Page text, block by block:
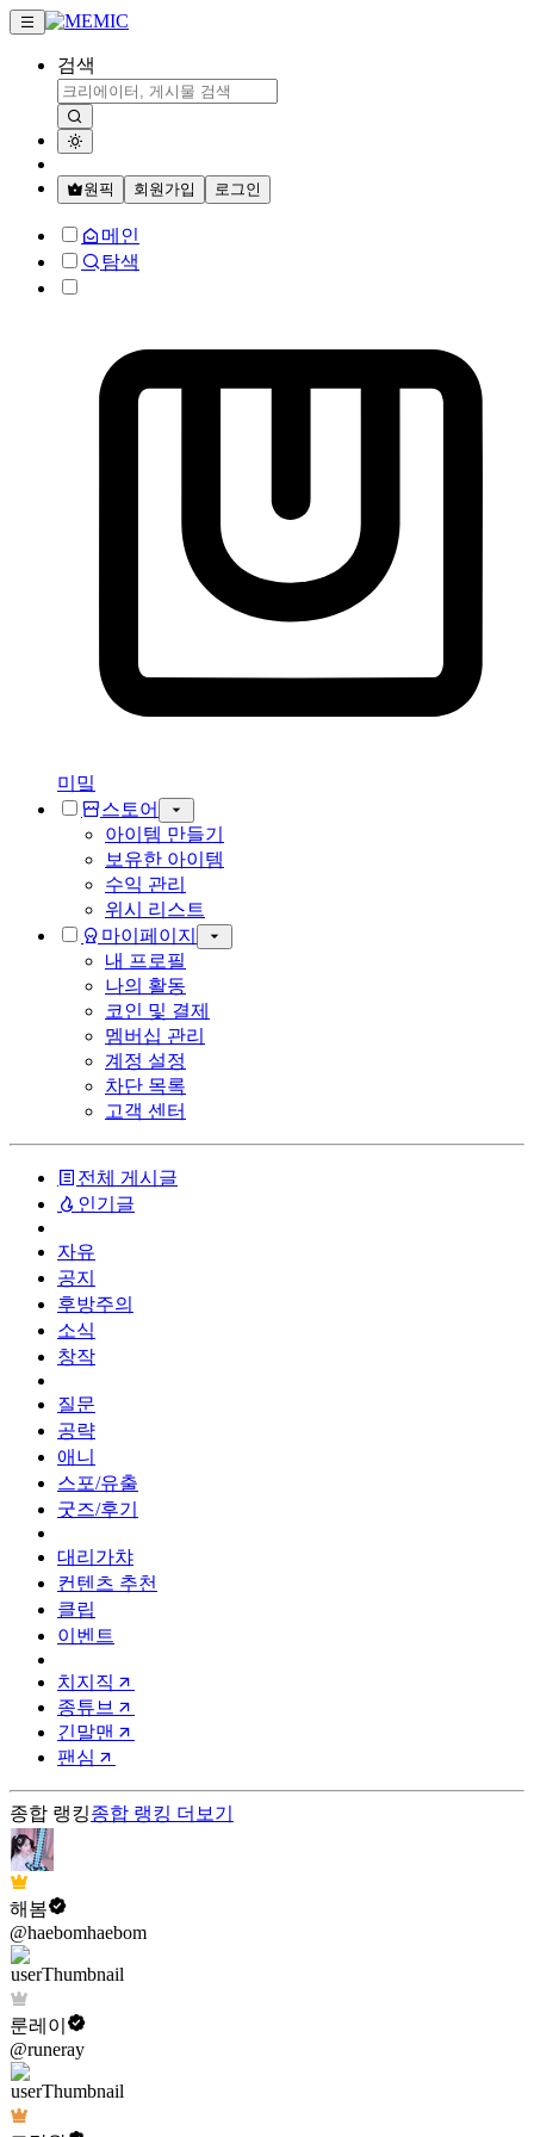
검색
원픽 회원가입 로그인
메인
탐색
미밐
스토어
아이템 만들기
보유한 아이템
수익 관리
위시 리스트
마이페이지
내 프로필
나의 활동
코인 및 결제
멤버십 관리
계정 설정
차단 목록
고객 센터
전체 게시글
인기글
자유
공지
후방주의
소식
창작
질문
공략
애니
스포/유출
굿즈/후기
대리가챠
컨텐츠 추천
클립
이벤트
치지직
종튜브
긴말맨
팬심
종합 랭킹종합 랭킹 더보기
해봄
@haebomhaebom
룬레이
@runeray